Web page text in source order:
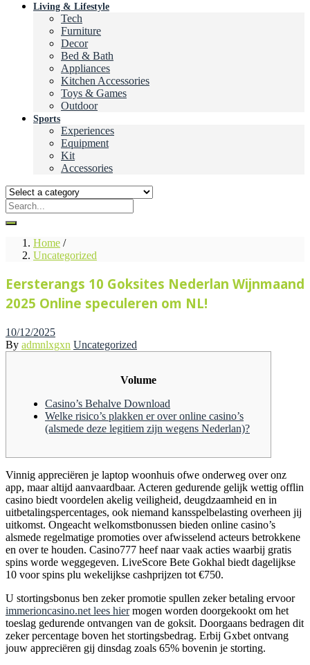
Living & Lifestyle
Tech
Furniture
Decor
Bed & Bath
Appliances
Kitchen Accessories
Toys & Games
Outdoor
Sports
Experiences
Equipment
Kit
Accessories
Home /
Uncategorized
Eersterangs 10 Goksites Nederlan Wijnmaand
2025 Online speculeren om NL!
Posted
on
10/12/2025
By admnlxgxn Uncategorized
Volume
Casino’s Behalve Download
Welke risico’s plakken er over online casino’s
(alsmede deze legitiem zijn wegens Nederlan)?
Vinnig appreciëren je laptop woonhuis ofwe onderweg over onz
app, maar altijd aanvaardbaar. Acteren gedurende gelijk wettig offlin
casino biedt voordelen akelig veiligheid, deugdzaamheid en in
uitbetalingspercentages, ook niemand kansspelbelasting overheen jij
uitkomst. Ongeacht welkomstbonussen bieden online casino’s
alsmede regelmatige promoties over afwisselend acteurs betrokkene
en over te houden. Casino777 heef naar vaak acties waarbij gratis
spins worde weggegeven. LiveScore Bete Gokhal biedt dagelijkse
10 voor spins plu wekelijkse cashprijzen tot €750.
U stortingsbonus ben zeker promotie spullen zeker betaling ervoor
immerioncasino.net lees hiermogen worden doorgekookt om het
toeslag gedurende ontvangen van de goksit. Doorgaans bedragen dit
zeker percentage boven het stortingsbedrag. Erbij Gxbet ontvang
jouw appreciëren gij dinsdag zoals 65% bovenin je storting.